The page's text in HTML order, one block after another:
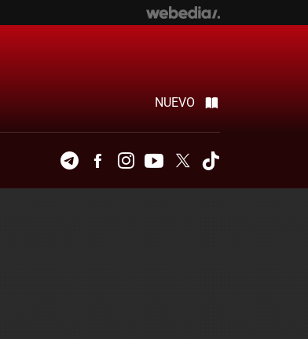
NUEVO
TelegramFacebookInstagramYoutubeTwitter